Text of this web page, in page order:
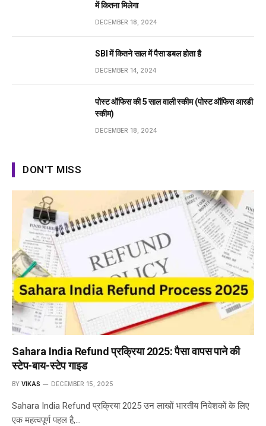
में कितना मिलेगा
DECEMBER 18, 2024
SBI में कितने साल में पैसा डबल होता है
DECEMBER 14, 2024
पोस्ट ऑफिस की 5 साल वाली स्कीम (पोस्ट ऑफिस आरडी
स्कीम)
DECEMBER 18, 2024
DON'T MISS
Sahara India Refund प्रक्रिया 2025: पैसा वापस पाने की
स्टेप-बाय-स्टेप गाइड
BY VIKAS DECEMBER 15, 2025
Sahara India Refund प्रक्रिया 2025 उन लाखों भारतीय निवेशकों के लिए
एक महत्वपूर्ण पहल है,…